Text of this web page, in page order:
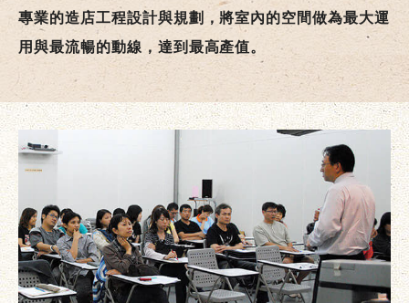
專業的造店工程設計與規劃，將室內的空間做為最大運
用與最流暢的動線，達到最高產值。